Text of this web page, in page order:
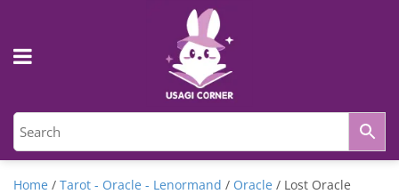
Home / Tarot - Oracle - Lenormand / Oracle / Lost Oracle